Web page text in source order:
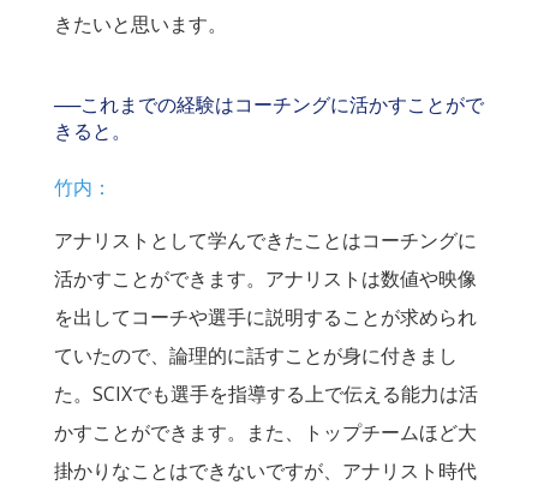
きたいと思います。
──これまでの経験はコーチングに活かすことがで
きると。
竹内：
アナリストとして学んできたことはコーチングに
活かすことができます。アナリストは数値や映像
を出してコーチや選手に説明することが求められ
ていたので、論理的に話すことが身に付きまし
た。SCIXでも選手を指導する上で伝える能力は活
かすことができます。また、トップチームほど大
掛かりなことはできないですが、アナリスト時代